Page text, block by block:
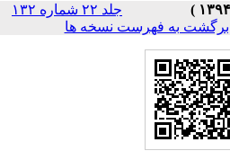
جلد ۲۲ شماره ۱۳۲
به فهرست نسخه ها